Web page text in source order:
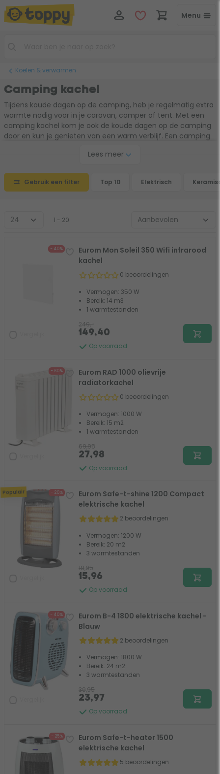
Menu
Koelen & verwarmen
Camping kachel
Tijdens koude dagen op de camping, heb je regelmatig extra
warmte nodig voor in je caravan, camper of tent. Met een
camping kachel kom je ook de koude dagen op de camping
door en kun je genieten van een warm verblijf. Een camping
kachels zijn eenvoudig te verplaatsen en zijn er in
elektrische kachel of infraroodstraler. Gebruik de handige
keuzehulp om de juiste kachel voor jouw situatie te vinden.
Lees meer
Gebruik een filter Top 10 Elektrisch
1 - 20
- 40%
Eurom Mon Soleil 350 Wifi infrarood
kachel
0 beoordelingen
Vermogen: 350 W
Bereik: 14 m3
1 warmtestanden
Op voorraad
249,-
149,40
- 60%
Eurom RAD 1000 olievrije
radiatorkachel
0 beoordelingen
Vermogen: 1000 W
Bereik: 15 m2
1 warmtestanden
Op voorraad
69,95
27,98
Populair - 20%
Eurom Safe-t-shine 1200 Compact
elektrische kachel
2 beoordelingen
Vermogen: 1200 W
Bereik: 20 m2
3 warmtestanden
Op voorraad
19,95
15,96
- 40%
Eurom B-4 1800 elektrische kachel -
Blauw
2 beoordelingen
Vermogen: 1800 W
Bereik: 24 m2
3 warmtestanden
Op voorraad
39,95
23,97
- 25%
Eurom Safe-t-heater 1500
elektrische kachel
5 beoordelingen